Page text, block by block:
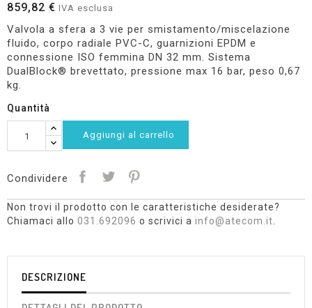
859,82 € IVA esclusa
Valvola a sfera a 3 vie per smistamento/miscelazione
fluido, corpo radiale PVC-C, guarnizioni EPDM e
connessione ISO femmina DN 32 mm. Sistema
DualBlock® brevettato, pressione max 16 bar, peso 0,67
kg.
Quantità
Aggiungi al carrello
Condividere
Non trovi il prodotto con le caratteristiche desiderate?
Chiamaci allo 031.692096 o scrivici a info@atecom.it
DESCRIZIONE